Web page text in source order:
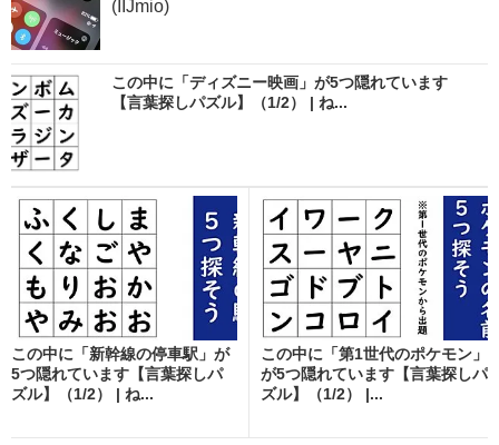
(IIJmio)
この中に「ディズニー映画」が5つ隠れています
【言葉探しパズル】（1/2） | ね...
この中に「新幹線の停車駅」が
5つ隠れています【言葉探しパ
ズル】（1/2） | ね...
この中に「第1世代のポケモン」
が5つ隠れています【言葉探しパ
ズル】（1/2） |...